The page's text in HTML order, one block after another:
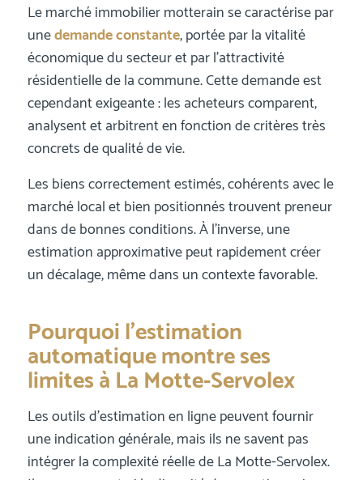
Le marché immobilier motterain se caractérise par
unedemande constante, portée par la vitalité
économique du secteur et par l’attractivité
résidentielle de la commune. Cette demande est
cependant exigeante : les acheteurs comparent,
analysent et arbitrent en fonction de critères très
concrets de qualité de vie.
Les biens correctement estimés, cohérents avec le
marché local et bien positionnés trouvent preneur
dans de bonnes conditions. À l’inverse, une
estimation approximative peut rapidement créer
un décalage, même dans un contexte favorable.
Pourquoi l’estimation
automatique montre ses
limites à La Motte-Servolex
Les outils d’estimation en ligne peuvent fournir
une indication générale, mais ils ne savent pas
intégrer la complexité réelle de La Motte-Servolex.